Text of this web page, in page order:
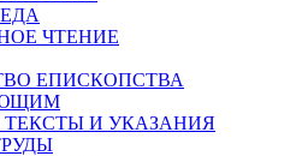
ЧТЕНИЕ
ЕПИСКОПСТВА
И УКАЗАНИЯ